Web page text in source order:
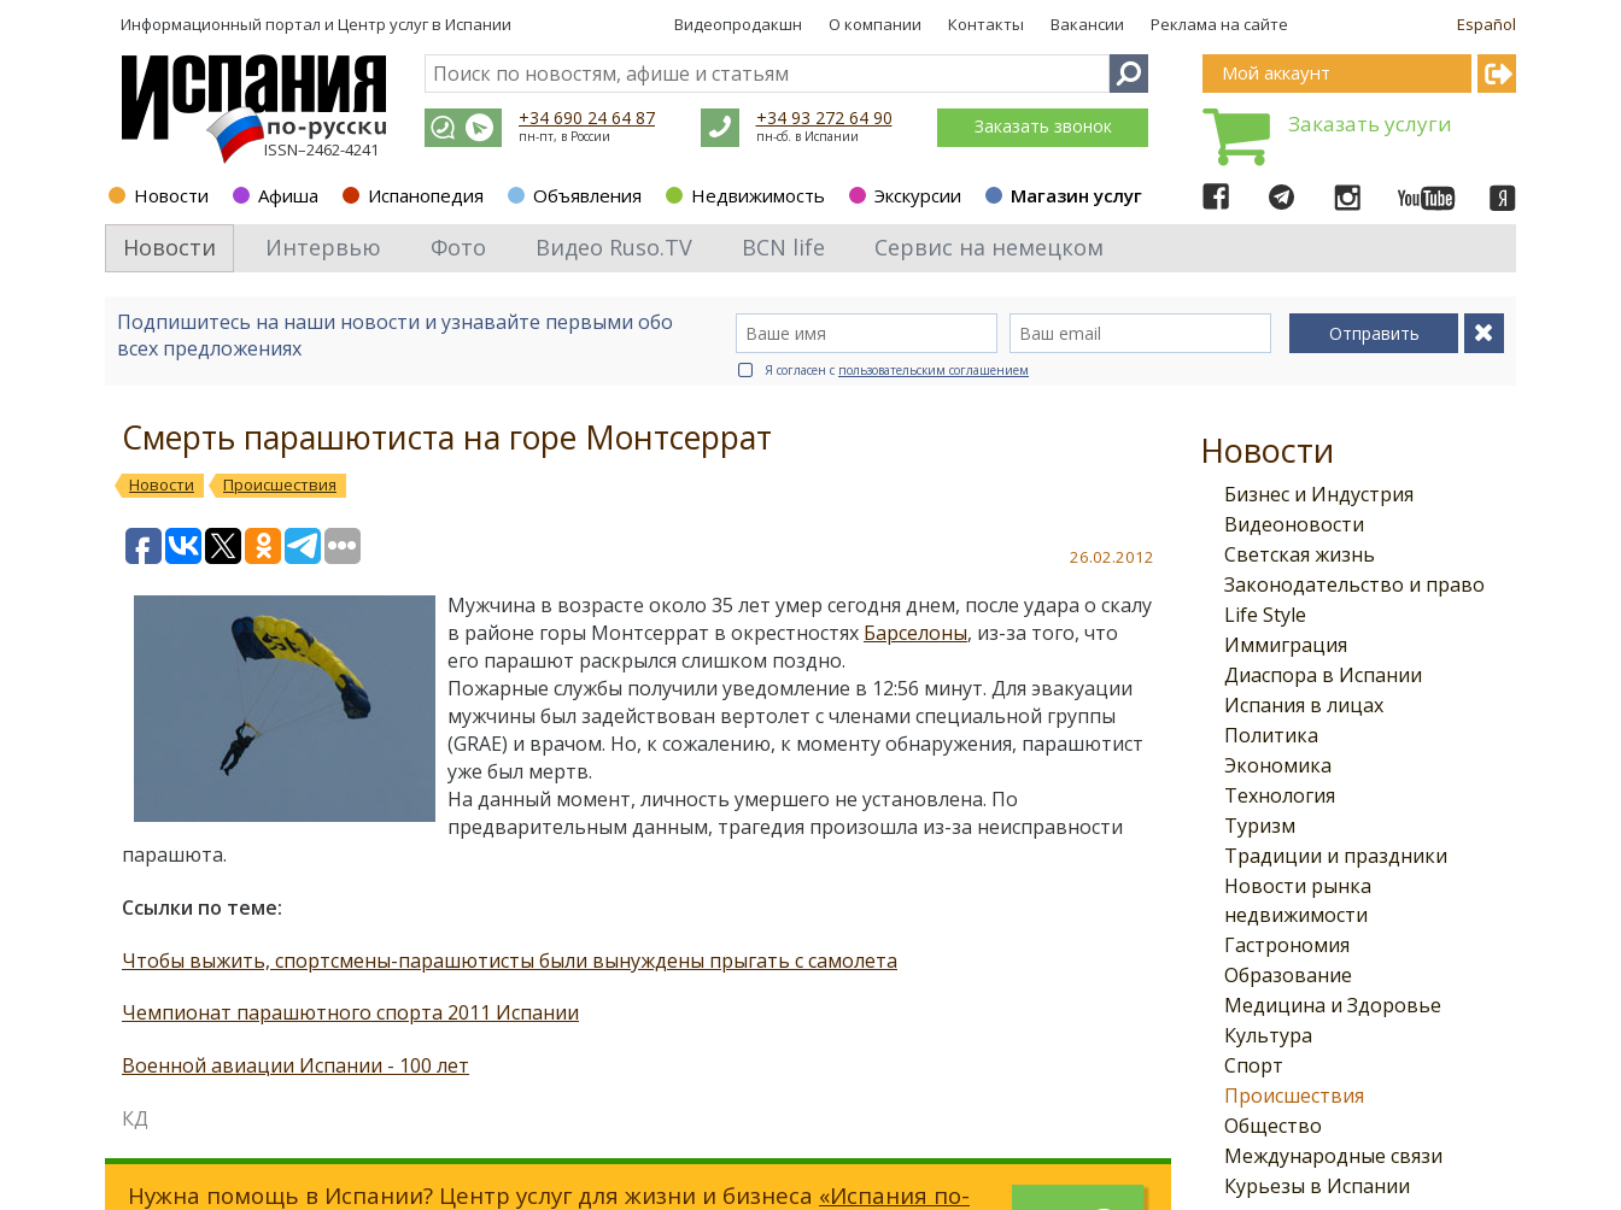
Информационный портал и Центр услуг в Испании Español
Видеопродакшн О компании Контакты Вакансии Реклама на сайте
ISSN–2462-4241
+34 690 24 64 87
пн-пт, в России
+34 93 272 64 90
пн-сб. в Испании Заказать звонок
Новости Афиша Испанопедия Объявления Недвижимость Экскурсии Магазин услуг
Мой аккаунт
Заказать услуги
Новости Интервью Фото Видео Ruso.TV BCN life Сервис на немецком
Подпишитесь на наши новости и узнавайте первыми обо
всех предложениях
Отправить
Я согласен с пользовательским соглашением
Новости
Бизнес и Индустрия
Видеоновости
Светская жизнь
Законодательство и право
Life Style
Иммиграция
Диаспора в Испании
Испания в лицах
Политика
Экономика
Технология
Туризм
Традиции и праздники
Новости рынка
недвижимости
Гастрономия
Образование
Медицина и Здоровье
Культура
Спорт
Происшествия
Общество
Международные связи
Курьезы в Испании
Смерть парашютиста на горе Монтсеррат
Новости Происшествия
26.02.2012
Мужчина в возрасте около 35 лет умер сегодня днем, после удара о скалу
в районе горы Монтсеррат в окрестностях Барселоны, из-за того, что
его парашют раскрылся слишком поздно.
Пожарные службы получили уведомление в 12:56 минут. Для эвакуации
мужчины был задействован вертолет с членами специальной группы
(GRAE) и врачом. Но, к сожалению, к моменту обнаружения, парашютист
уже был мертв.
На данный момент, личность умершего не установлена. По
предварительным данным, трагедия произошла из-за неисправности
парашюта.
Ссылки по теме:
Чтобы выжить, спортсмены-парашютисты были вынуждены прыгать с самолета
Чемпионат парашютного спорта 2011 Испании
Военной авиации Испании - 100 лет
КД
Нужна помощь в Испании? Центр услуг для жизни и бизнеса «Испания по-